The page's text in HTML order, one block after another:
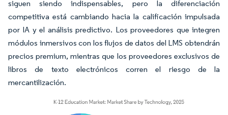
siguen siendo indispensables, pero la diferenciación
competitiva está cambiando hacia la calificación impulsada
por IA y el análisis predictivo. Los proveedores que integren
módulos inmersivos con los flujos de datos del LMS obtendrán
precios premium, mientras que los proveedores exclusivos de
libros de texto electrónicos corren el riesgo de la
mercantilización.